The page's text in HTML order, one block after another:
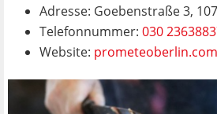
Adresse: Goebenstraße 3,
Telefonnummer: 030
Website: prometeoberlin.com